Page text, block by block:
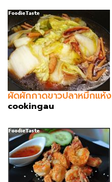
ผัดผักกาดขาวปลาหมึกแห้ง
cookingau